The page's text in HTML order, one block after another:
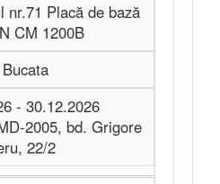
nr.71 Placă de bază
CM 1200B
- 30.12.2026
2005, bd. Grigore
22/2